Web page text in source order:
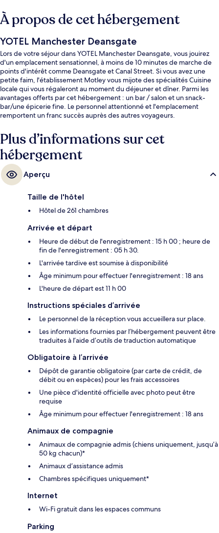
À propos de cet hébergement
YOTEL Manchester Deansgate
Lors de votre séjour dans YOTEL Manchester Deansgate, vous jouirez
d'un emplacement sensationnel, à moins de 10 minutes de marche de
points d'intérêt comme Deansgate et Canal Street. Si vous avez une
petite faim, l'établissement Motley vous mijote des spécialités Cuisine
locale qui vous régaleront au moment du déjeuner et dîner. Parmi les
avantages offerts par cet hébergement : un bar / salon et un snack-
bar/une épicerie fine. Le personnel attentionné et l'emplacement
remportent un franc succès auprès des autres voyageurs.
publics : Arrêt de métro léger St Peter's Square se trouve à 6 min et
Arrêt de tram Exchange Square, à 8 min.
Plus d’informations sur cet
hébergement
Aperçu
Taille de l'hôtel
Hôtel de 261 chambres
Arrivée et départ
Heure de début de l'enregistrement : 15 h 00 ; heure de
fin de l'enregistrement : 05 h 30.
L'arrivée tardive est soumise à disponibilité
Âge minimum pour effectuer l'enregistrement : 18 ans
L'heure de départ est 11 h 00
Instructions spéciales d’arrivée
Le personnel de la réception vous accueillera sur place.
Les informations fournies par l’hébergement peuvent être
traduites à l’aide d’outils de traduction automatique
Obligatoire à l’arrivée
Dépôt de garantie obligatoire (par carte de crédit, de
débit ou en espèces) pour les frais accessoires
Une pièce d'identité officielle avec photo peut être
requise
Âge minimum pour effectuer l'enregistrement : 18 ans
Animaux de compagnie
Animaux de compagnie admis (chiens uniquement, jusqu’à
50 kg chacun)*
Animaux d’assistance admis
Chambres spécifiques uniquement*
Internet
Wi-Fi gratuit dans les espaces communs
Parking